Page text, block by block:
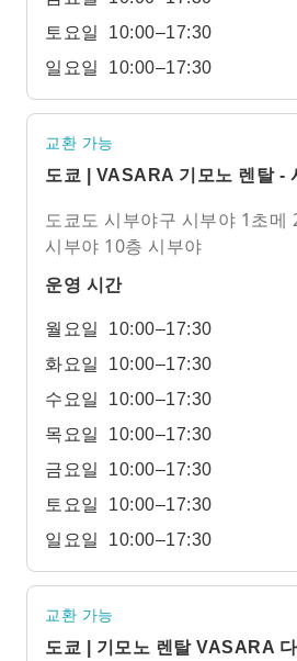
토요일
10:00–17:30
일요일
10:00–17:30
교환 가능
도쿄 | VASARA 기모노 렌탈 -
도쿄도 시부야구 시부야 1초메
시부야 10층 시부야
운영 시간
월요일
10:00–17:30
화요일
10:00–17:30
수요일
10:00–17:30
목요일
10:00–17:30
금요일
10:00–17:30
토요일
10:00–17:30
일요일
10:00–17:30
교환 가능
도쿄 | 기모노 렌탈 VASARA